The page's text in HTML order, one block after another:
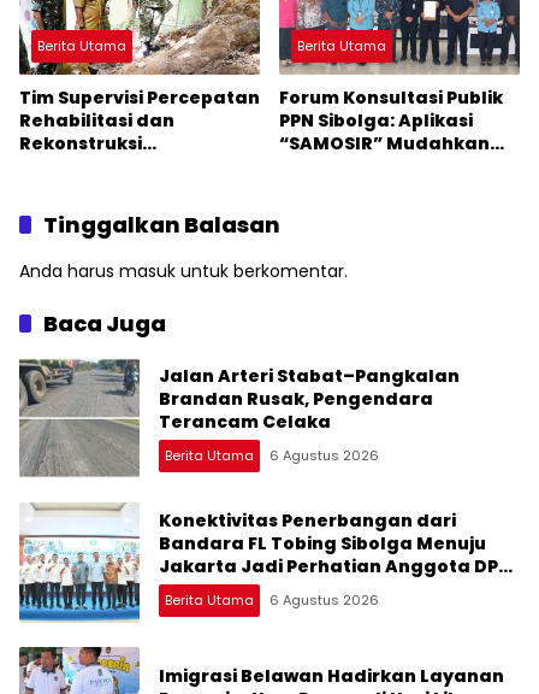
Berita Utama
Tim Supervisi Percepatan
Rehabilitasi dan
Rekonstruksi
Berita Utama
Forum Konsultasi Publik
PPN Sibolga: Aplikasi
“SAMOSIR” Mudahkan
Tinggalkan Balasan
Anda harus masuk untuk berkomentar.
Baca Juga
Jalan Arteri Stabat–Pangkalan
Brandan Rusak, Pengendara
Terancam Celaka
Berita Utama 6 Agustus 2026
Konektivitas Penerbangan dari
Bandara FL Tobing Sibolga Menuju
Jakarta Jadi Perhatian Anggota DPR
RI Muhammad Lokot Nasution
Berita Utama 6 Agustus 2026
Imigrasi Belawan Hadirkan Layanan